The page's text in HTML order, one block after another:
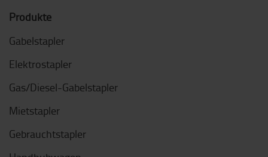
Produkte
Gabelstapler
Elektrostapler
Gas/Diesel-Gabelstapler
Mietstapler
Gebrauchtstapler